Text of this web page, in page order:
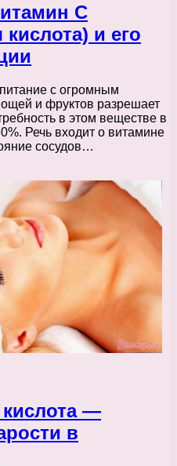
С
и его
с огромным
и фруктов разрешает
в этом веществе в
Речь входит о витамине
сосудов…
—
в